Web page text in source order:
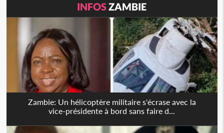
INFOSZAMBIE
Zambie: Un hélicoptère militaire s'écrase avec la
vice-présidente à bord sans faire d...